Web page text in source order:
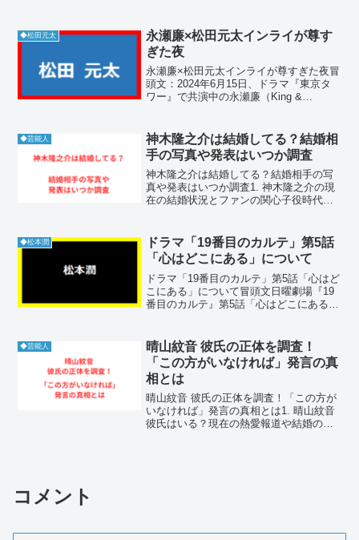
ターテイナーとして走り続ける堂本さん
と、実力派俳優として息の長...
◆松田元太
永瀬廉×松田元太インライが尊す
ぎた夜
永瀬廉×松田元太インライが尊すぎた夜冒
頭文：2024年6月15日、ドラマ『東京タ
ワー』で共演中の永瀬廉（King &
にした幻想的なロケーションと、...
◆芸能人
神木隆之介は結婚してる？結婚相
手の写真や発表はいつか調査
神木隆之介は結婚してる？結婚相手の写
真や発表はいつか調査1. 神木隆之介の現
在の結婚状況とファンの関心子役時代か
親しみやすい人柄で老若男女問わず絶大
な人気を誇っています...
◆松本潤
ドラマ「19番目のカルテ」第5話
「心はどこにある」について
ドラマ「19番目のカルテ」第5話「心はど
こにある」について冒頭文日曜劇場『19
番目のカルテ』第5話「心はどこにある」
との関係性の葛藤と向き合う姿に心を揺
さぶられました。...
◆芸能人
晴山紋音 彼氏の正体を調査！
「この方がいなければ」発言の真
相とは
晴山紋音 彼氏の正体を調査！「この方が
いなければ」発言の真相とは1. 晴山紋音
彼氏はいる？現在の熱愛報道や結婚の噂
コメント